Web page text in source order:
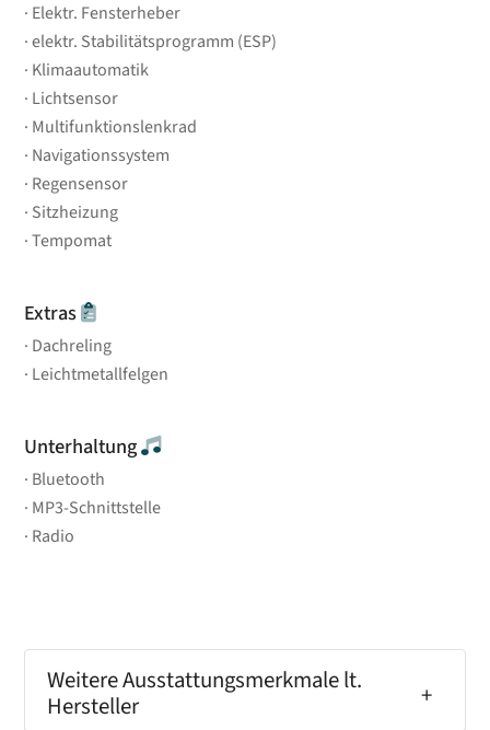
Elektr. Fensterheber
elektr. Stabilitätsprogramm (ESP)
Klimaautomatik
Lichtsensor
Multifunktionslenkrad
Navigationssystem
Regensensor
Sitzheizung
Tempomat
Extras
Dachreling
Leichtmetallfelgen
Unterhaltung
Bluetooth
MP3-Schnittstelle
Radio
Weitere Ausstattungsmerkmale lt.
Hersteller